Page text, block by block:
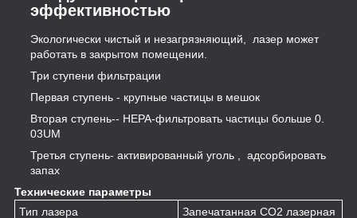
эффективностью
Экологически чистый и незагрязняющий, лазер может
работать в закрытом помещении.
Три ступени фильтрации
Первая ступень - крупные частицы в мешок
Вторая ступень-- HEPA-фильтровать частицы больше 0.
03UM
Третья ступень- активированный уголь , адсорбировать
запах
Технические параметры
Тип лазера
Запечатанная CO2 лазерная